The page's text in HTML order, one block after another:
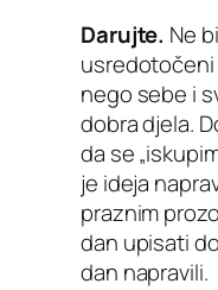
Darujte. Ne
usredotočeni
nego sebe i
dobra djela.
da se
je ideja
praznim
dan upisati
dan napravili.